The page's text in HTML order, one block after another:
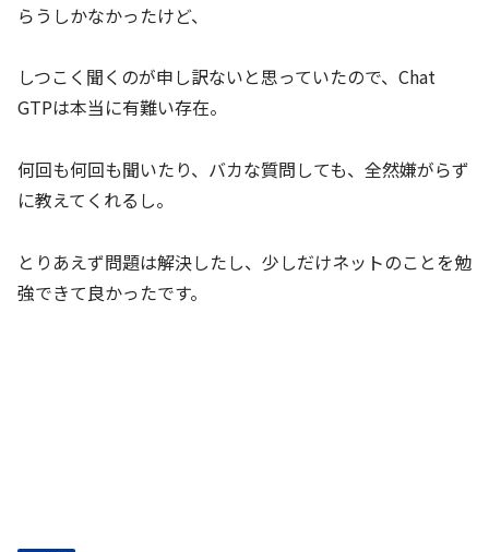
らうしかなかったけど、
しつこく聞くのが申し訳ないと思っていたので、Chat
GTPは本当に有難い存在。
何回も何回も聞いたり、バカな質問しても、全然嫌がらず
に教えてくれるし。
とりあえず問題は解決したし、少しだけネットのことを勉
強できて良かったです。